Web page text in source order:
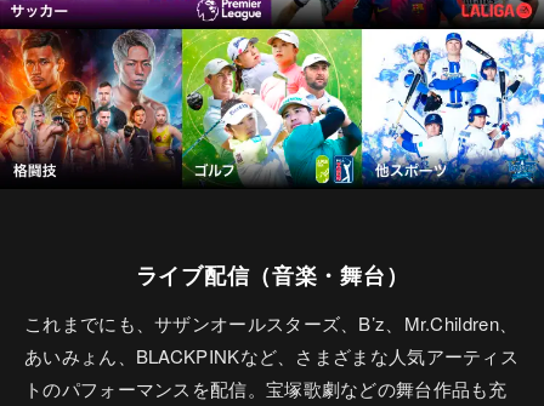
ライブ配信（音楽・舞台）
これまでにも、サザンオールスターズ、B’z、Mr.Children、
あいみょん、BLACKPINKなど、さまざまな人気アーティス
トのパフォーマンスを配信。宝塚歌劇などの舞台作品も充